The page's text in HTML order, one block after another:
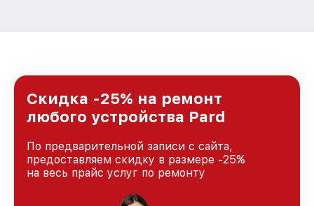
Скидка -25% на ремонт
любого устройства Pard
По предварительной записи с сайта,
предоставляем скидку в размере -25%
на весь прайс услуг по ремонту